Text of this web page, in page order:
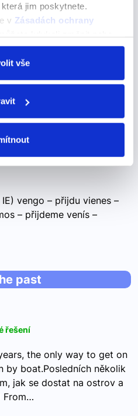
jim poskytnete.
v Zásadách ochrany
případně se obrátit na
vše
Tuto frázi
použít v situaci, kdy něco
Příklady použití v
vengo – přijdu vienes –
– přijdeme venís –
past
řešení
the only way to get on
by boat.Posledních několik
jak se dostat na ostrov a
From…